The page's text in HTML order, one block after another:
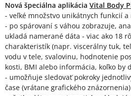
Nová špeciálna aplikácia Vital Body
- veľké množstvo unikátnych funkcií a
- po spárovaní s váhou zobrazuje,
ukladá namerané dáta - viac ako 18
charakteristík (napr. viscerálny tuk,
vodu v tele, svalovinu, hodnotenie
kosti, BMI alebo informácia, koľko by
- umožňuje sledovať pokroky
čase (vrátane grafického znázornenia)